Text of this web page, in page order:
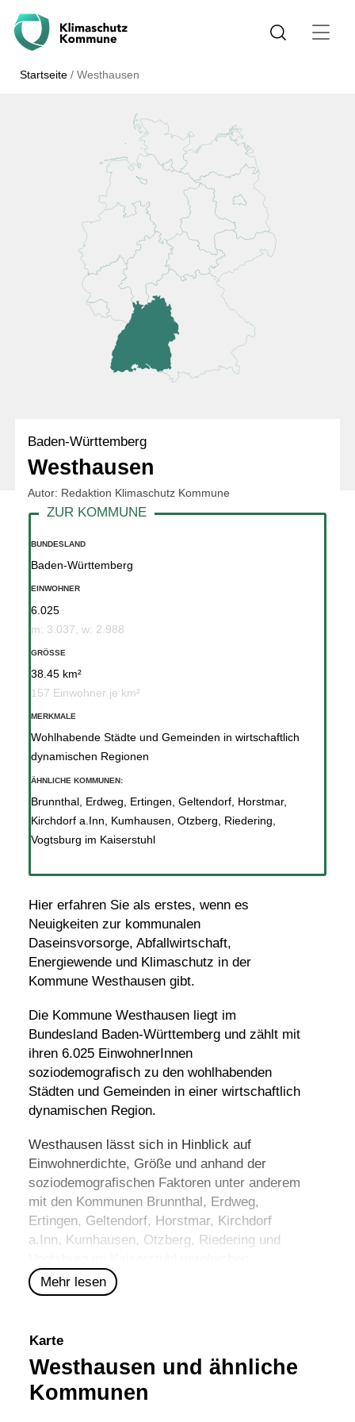
Startseite /Westhausen
Baden-Württemberg
Westhausen
Autor: Redaktion Klimaschutz Kommune
Hier erfahren Sie als erstes, wenn es
Neuigkeiten zur kommunalen
Daseinsvorsorge, Abfallwirtschaft,
Energiewende und Klimaschutz in der
Kommune Westhausen gibt.
Die Kommune Westhausen liegt im
Bundesland Baden-Württemberg und zählt mit
ihren 6.025 EinwohnerInnen
soziodemografisch zu den wohlhabenden
Städten und Gemeinden in einer wirtschaftlich
dynamischen Region.
Westhausen lässt sich in Hinblick auf
Einwohnerdichte, Größe und anhand der
soziodemografischen Faktoren unter anderem
mit den Kommunen Brunnthal , Erdweg,
Ertingen, Geltendorf, Horstmar, Kirchdorf
a.Inn, Kumhausen, Otzberg, Riedering und
Mehr lesen
BUNDESLAND
Baden-Württemberg
EINWOHNER
6.025
m: 3.037, w: 2.988
GRÖSSE
38.45 km²
157 Einwohner je km²
MERKMALE
Wohlhabende Städte und Gemeinden in wirtschaftlich
dynamischen Regionen
ÄHNLICHE KOMMUNEN:
Brunnthal, Erdweg Ertingen Geltendorf, Horstmar,
Kirchdorf a.Inn
Kumhausen Otzberg Riedering
Vogtsburg im Kaiserstuhl
Karte
Westhausen und ähnliche
Kommunen